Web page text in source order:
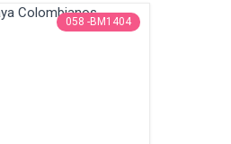
058 -BM1404